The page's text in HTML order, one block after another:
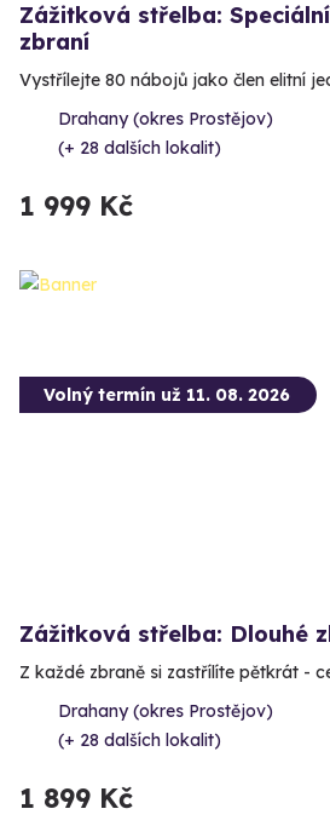
Zážitková střelba:
zbraní
Vystřílejte 80 nábojů jako člen elitní
Drahany (okres Prostějov)
(+ 28 dalších lokalit)
1 999 Kč
Volný termín už 11. 08. 2026
Zážitková střelba: Dlouhé
Z každé zbraně si zastřílíte pětkrát -
Drahany (okres Prostějov)
(+ 28 dalších lokalit)
1 899 Kč